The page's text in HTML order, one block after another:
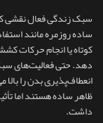
سبک زندگی فعال نقشی
ساده روزمره مانند
کوتاه یا انجام حرکات
دهد. حتی فعالیت‌های سبک
انعطاف‌پذیری بدن را
ظاهر ساده هستند اما
داشت.